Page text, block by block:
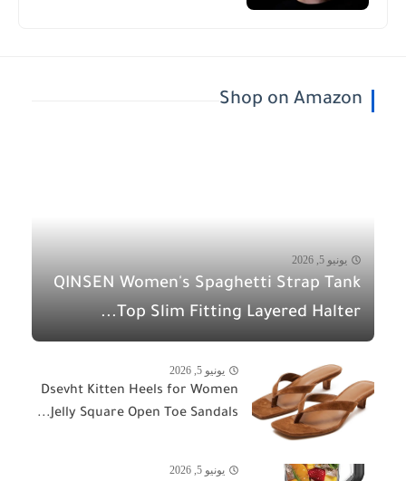
Shop on Amazon
يونيو 5, 2026
QINSEN Women's Spaghetti Strap Tank
Top Slim Fitting Layered Halter...
يونيو 5, 2026
Dsevht Kitten Heels for Women
Jelly Square Open Toe Sandals...
يونيو 5, 2026